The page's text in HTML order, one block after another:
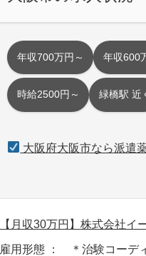
年収700万円～ 年収600
時給2500円～ 緑橋駅 近
大阪府大阪市なら派遣
【月収30万円】株式会社イ
雇用形態 ： ＊治験コーデ